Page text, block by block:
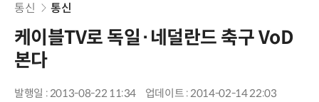
통신 통신
케이블TV로 독일·네덜란드 축구 VoD
본다
발행일 : 2013-08-22 11:34 업데이트 : 2014-02-14 22:03